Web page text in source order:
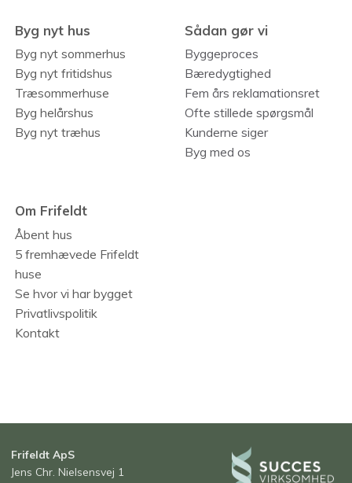
Byg nyt hus
Byg nyt sommerhus
Byg nyt fritidshus
Træsommerhuse
Byg helårshus
Byg nyt træhus
Sådan gør vi
Byggeproces
Bæredygtighed
Fem års reklamationsret
Ofte stillede spørgsmål
Kunderne siger
Byg med os
Om Frifeldt
Åbent hus
5 fremhævede Frifeldt
huse
Se hvor vi har bygget
Privatlivspolitik
Kontakt
Frifeldt ApS
Jens Chr. Nielsensvej 1